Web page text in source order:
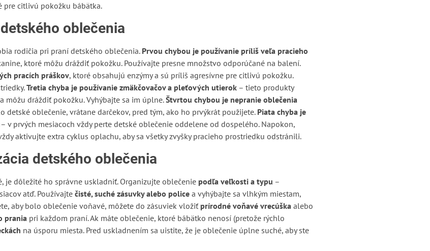
pre citlivú pokožku bábätka.
oblečenia
rodičia pri praní detského oblečenia. Prvou chybou je používanie príliš veľa pracieho
ktoré môžu dráždiť pokožku. Používajte presne množstvo odporúčané na balení.
pracích práškov, ktoré obsahujú enzýmy a sú príliš agresívne pre citlivú pokožku.
Tretia chyba je používanie zmäkčovačov a pleťových utierok– tieto produkty
dráždiť pokožku. Vyhýbajte sa im úplne.Štvrtou chybou je nepranie oblečenia
detské oblečenie, vrátane darčekov, pred tým, ako ho prvýkrát použijete. Piata chyba je
v prvých mesiacoch vždy perte detské oblečenie oddelene od dospelého. Napokon,
aktivujte extra cyklus oplachu, aby sa všetky zvyšky pracieho prostriedku odstránili.
detského oblečenia
je dôležité ho správne uskladniť. Organizujte oblečenie podľa veľkosti a typu –
atď. Používajte čisté, suché zásuvky alebo policea vyhýbajte sa vlhkým miestam,
aby bolo oblečenie voňavé, môžete do zásuviek vložiť prírodné voňavé vrecúškaalebo
praniapri každom praní. Ak máte oblečenie, ktoré bábätko nenosí (pretože rýchlo
na úsporu miesta. Pred uskladnením sa uistite, že je oblečenie úplne suché, aby ste